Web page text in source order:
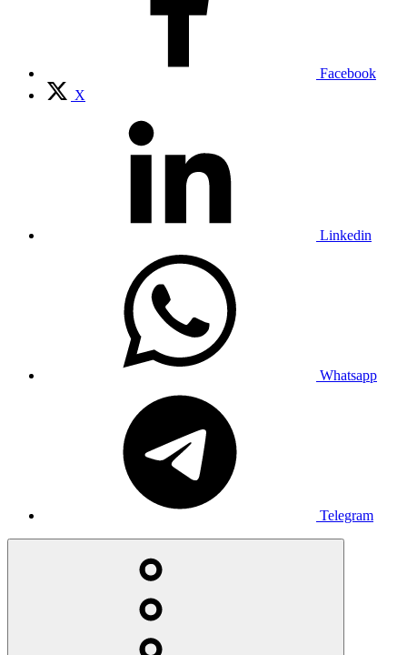
Facebook
X
Linkedin
Whatsapp
Telegram